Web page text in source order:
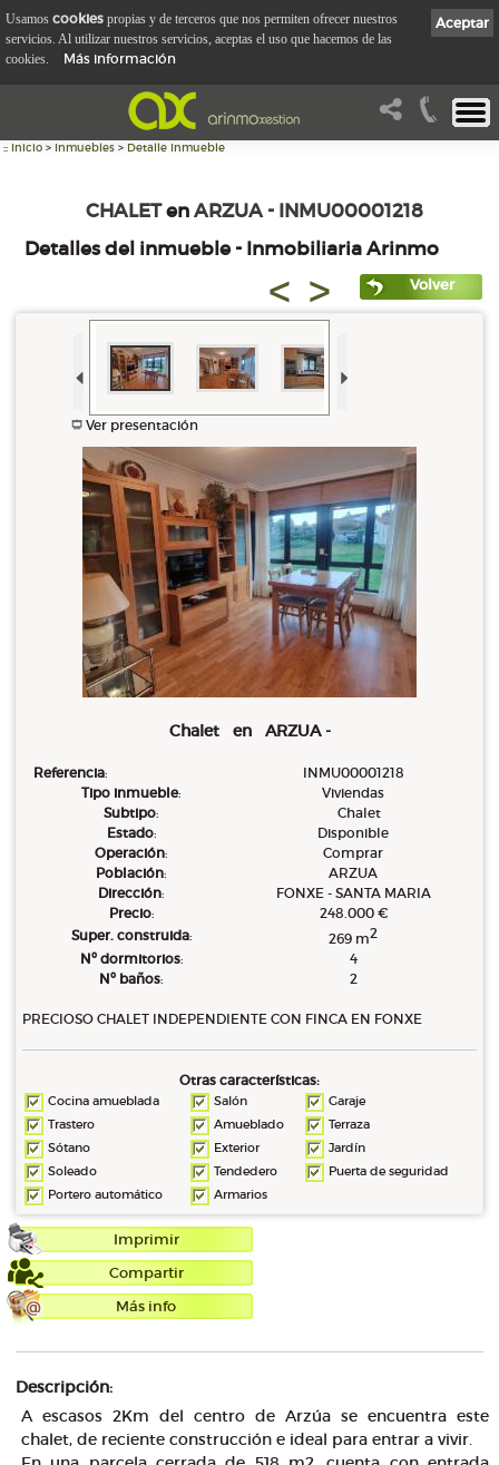
:: Inicio > Inmuebles > Detalle Inmueble
CHALETenARZUA - INMU00001218
Detalles del inmueble - Inmobiliaria Arinmo
< > Volver
Ver presentación
Chalet en ARZUA -
Referencia:
INMU00001218
Tipo inmueble:
Viviendas
Subtipo:
Chalet
Estado:
Disponible
Operación:
Comprar
Población:
ARZUA
Dirección:
FONXE - SANTA MARIA
Precio:
248.000 €
Super. construida: 269 m2
Nº dormitorios:
4
Nº baños: 2
PRECIOSO CHALET INDEPENDIENTE CON FINCA EN FONXE
Otras características:
Cocina amueblada Salón
Garaje
Trastero
Amueblado
Terraza
Sótano
Exterior
Jardín
Soleado
Tendedero
Puerta de seguridad
Portero automático
Armarios
Imprimir
Compartir
Más info
Descripción:
A escasos 2Km del centro de Arzúa se encuentra este
chalet, de reciente construcción e ideal para entrar a vivir.
Aceptar
Usamos cookies propias y de terceros que nos permiten ofrecer nuestros
servicios. Al utilizar nuestros servicios, aceptas el uso que hacemos de las
cookies.
Más información